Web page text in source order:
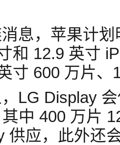
息，苹果计
和 12.9 英寸
寸 600 万片、
LG Display
中 400 万片
供应，此外还